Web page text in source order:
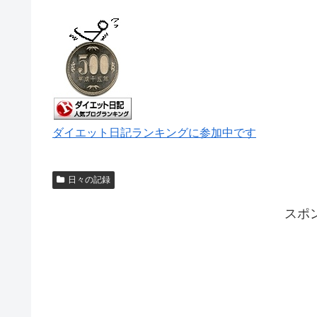
ダイエット日記ランキングに参加中です
日々の記録
スポ